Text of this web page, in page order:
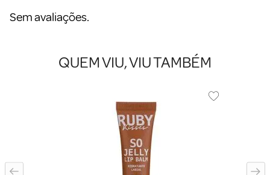
Sem avaliações.
QUEM VIU, VIU TAMBÉM